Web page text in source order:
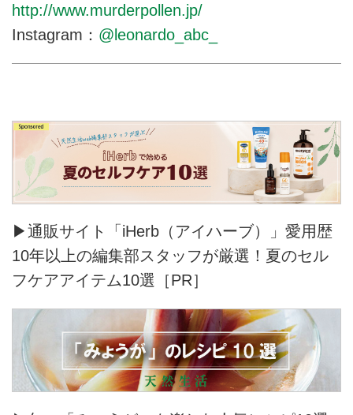
http://www.murderpollen.jp/
Instagram： @leonardo_abc_
▶通販サイト「iHerb（アイハーブ）」愛用歴
10年以上の編集部スタッフが厳選！夏のセル
フケアアイテム10選［PR］